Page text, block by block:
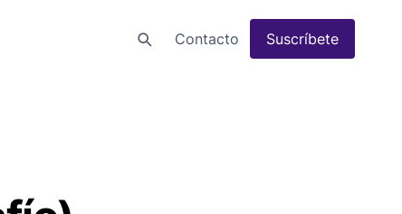
Contacto Suscríbete